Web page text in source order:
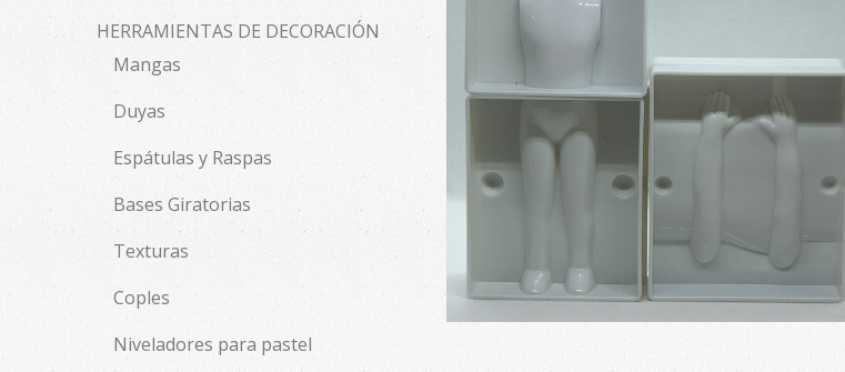
HERRAMIENTAS DE DECORACIÓN
Mangas
Duyas
Espátulas y Raspas
Bases Giratorias
Texturas
Coples
Niveladores para pastel